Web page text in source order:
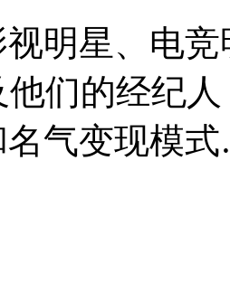
明星、电
们的经纪
名气变现模